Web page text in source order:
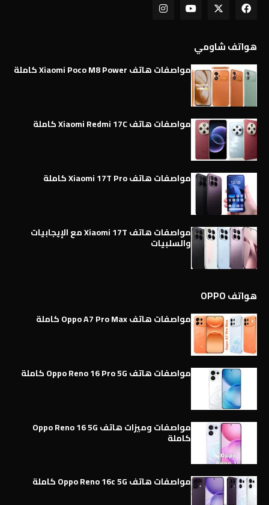
هواتف شاومي
مواصفات هاتف Xiaomi Poco M8 Power كاملة
مواصفات هاتف Xiaomi Redmi 17C كاملة
مواصفات هاتف Xiaomi 17T Pro كاملة
مواصفات هاتف Xiaomi 17T مع الإيجابيات
والسلبيات
هواتف OPPO
مواصفات هاتف Oppo A7 Pro Max كاملة
مواصفات هاتف Oppo Reno 16 Pro 5G كاملة
مواصفات وميزات هاتف Oppo Reno 16 5G
كاملة
مواصفات هاتف Oppo Reno 16c 5G كاملة